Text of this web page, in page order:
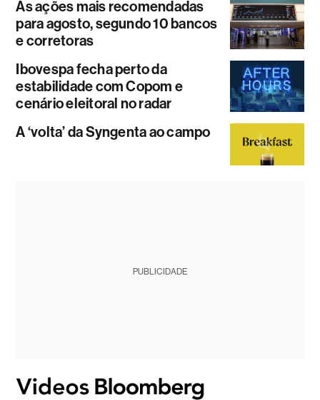
As ações mais recomendadas
para agosto, segundo 10 bancos
e corretoras
Ibovespa fecha perto da
estabilidade com Copom e
cenário eleitoral no radar
A ‘volta’ da Syngenta ao campo
PUBLICIDADE